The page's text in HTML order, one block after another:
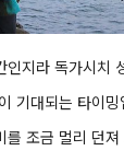
인지라 독가시치
기대되는 타이
를 조금 멀리 던